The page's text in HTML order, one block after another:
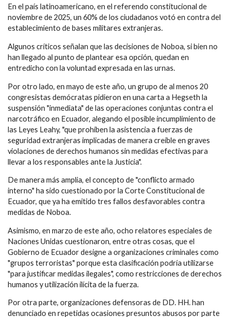
En el país latinoamericano, en el referendo constitucional de
noviembre de 2025, un 60% de los ciudadanos votó en contra del
establecimiento de bases militares extranjeras.
Algunos críticos señalan que las decisiones de Noboa, si bien no
han llegado al punto de plantear esa opción, quedan en
entredicho con la voluntad expresada en las urnas.
Por otro lado, en mayo de este año, un grupo de al menos 20
congresistas demócratas pidieron en una carta a Hegseth la
suspensión "inmediata" de las operaciones conjuntas contra el
narcotráfico en Ecuador, alegando el posible incumplimiento de
las Leyes Leahy, "que prohíben la asistencia a fuerzas de
seguridad extranjeras implicadas de manera creíble en graves
violaciones de derechos humanos sin medidas efectivas para
llevar a los responsables ante la Justicia".
De manera más amplia, el concepto de "conflicto armado
interno" ha sido cuestionado por la Corte Constitucional de
Ecuador, que ya ha emitido tres fallos desfavorables contra
medidas de Noboa.
Asimismo, en marzo de este año, ocho relatores especiales de
Naciones Unidas cuestionaron, entre otras cosas, que el
Gobierno de Ecuador designe a organizaciones criminales como
"grupos terroristas" porque esta clasificación podría utilizarse
"para justificar medidas ilegales", como restricciones de derechos
humanos y utilización ilícita de la fuerza.
Por otra parte, organizaciones defensoras de DD. HH. han
denunciado en repetidas ocasiones presuntos abusos por parte